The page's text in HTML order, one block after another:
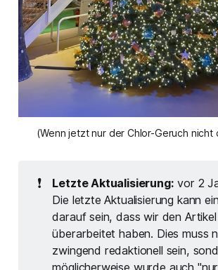
(Wenn jetzt nur der Chlor-Geruch nicht
❗ Letzte Aktualisierung: vor 2
Die letzte Aktualisierung kann
darauf sein, dass wir den Artikel
überarbeitet haben. Dies muss
zwingend redaktionell sein,